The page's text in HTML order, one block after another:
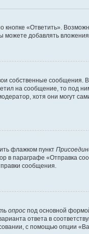
«Ответить».
добавлять
собственные сообщения.
на сообщение, то под
хотя они могут
флажком пункт
параграфе «Отправка
сообщения.
опрос под основной
ответа в
с помощью опции